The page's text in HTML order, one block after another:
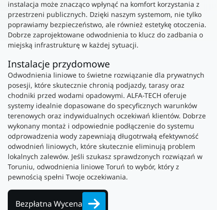
instalacja może znacząco wpłynąć na komfort korzystania z
przestrzeni publicznych. Dzięki naszym systemom, nie tylko
poprawiamy bezpieczeństwo, ale również estetykę otoczenia.
Dobrze zaprojektowane odwodnienia to klucz do zadbania o
miejską infrastrukturę w każdej sytuacji.
Instalacje przydomowe
Odwodnienia liniowe to świetne rozwiązanie dla prywatnych
posesji, które skutecznie chronią podjazdy, tarasy oraz
chodniki przed wodami opadowymi. ALFA-TECH oferuje
systemy idealnie dopasowane do specyficznych warunków
terenowych oraz indywidualnych oczekiwań klientów. Dobrze
wykonany montaż i odpowiednie podłączenie do systemu
odprowadzenia wody zapewniają długotrwałą efektywność
odwodnień liniowych, które skutecznie eliminują problem
lokalnych zalewów. Jeśli szukasz sprawdzonych rozwiązań w
Toruniu, odwodnienia liniowe Toruń to wybór, który z
pewnością spełni Twoje oczekiwania.
Bezpłatna Wycena